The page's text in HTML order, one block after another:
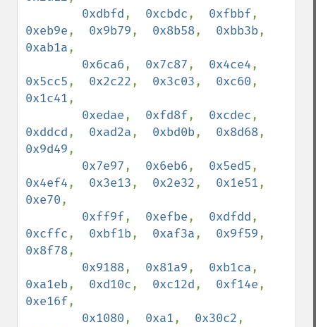
0xdbfd, 0xcbdc, 0xfbbf
0xeb9e, 0x9b79, 0x8b58, 0xbb3b
0xab1a,
0x6ca6, 0x7c87, 0x4ce4
0x5cc5, 0x2c22, 0x3c03, 0xc60
0x1c41,
0xedae, 0xfd8f, 0xcdec
0xddcd, 0xad2a, 0xbd0b, 0x8d68
0x9d49,
0x7e97, 0x6eb6, 0x5ed5
0x4ef4, 0x3e13, 0x2e32, 0x1e51
0xe70,
0xff9f, 0xefbe, 0xdfdd
0xcffc, 0xbf1b, 0xaf3a, 0x9f59
0x8f78,
0x9188, 0x81a9, 0xb1ca
0xa1eb, 0xd10c, 0xc12d, 0xf14e
0xe16f,
0x1080, 0xa1, 0x30c2